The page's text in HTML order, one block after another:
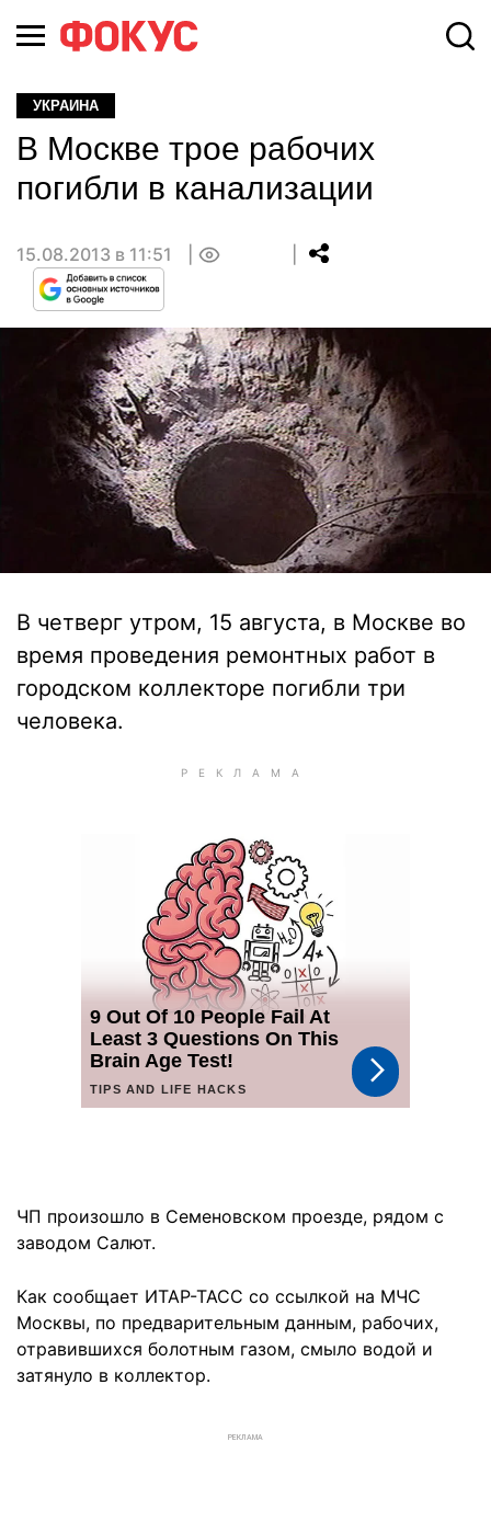
УКРАИНА
В Москве трое рабочих
погибли в канализации
15.08.2013 в 11:51
В четверг утром, 15 августа, в Москве во
время проведения ремонтных работ в
городском коллекторе погибли три
человека.
ЧП произошло в Семеновском проезде, рядом с
заводом Салют.
Как сообщает ИТАР-ТАСС со ссылкой на МЧС
Москвы, по предварительным данным, рабочих,
отравившихся болотным газом, смыло водой и
затянуло в коллектор.
РЕКЛАМА